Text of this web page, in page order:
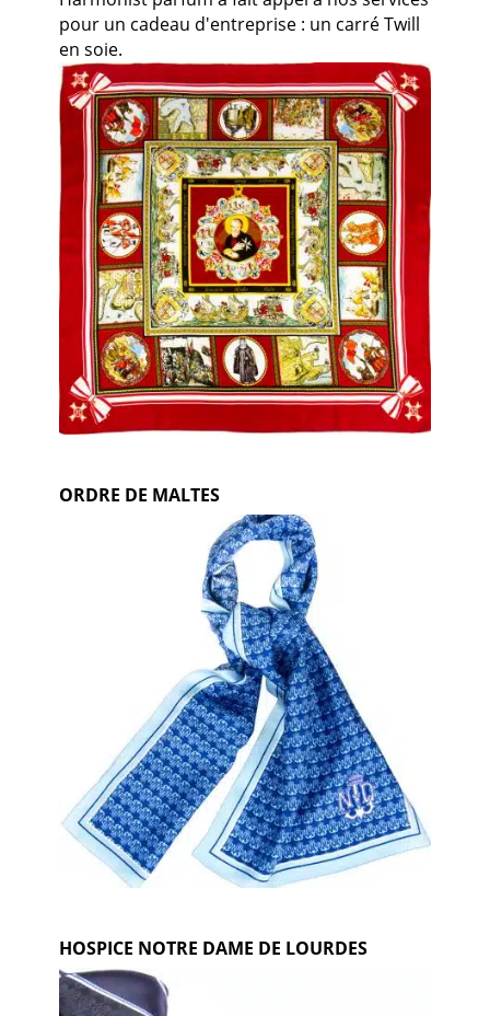
pour un cadeau d'entreprise : un carré Twill
en soie.
ORDRE DE MALTES
HOSPICE NOTRE DAME DE LOURDES